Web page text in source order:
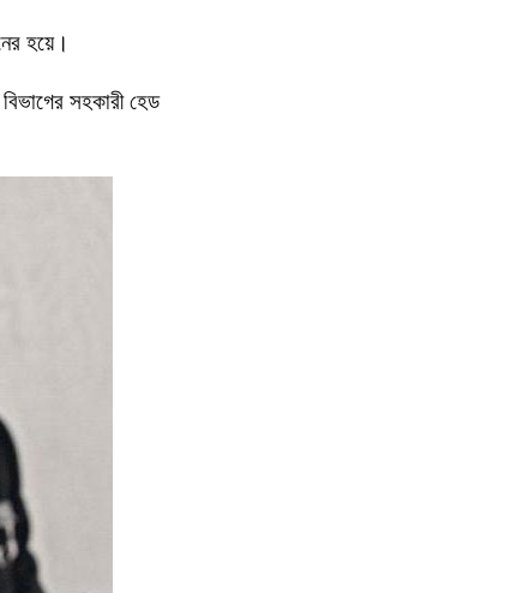
হয়ে।
সহকারী হেড